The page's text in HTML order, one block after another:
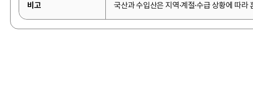
비고 국산과 수입산은 지역·계절·수급 상황에 따라